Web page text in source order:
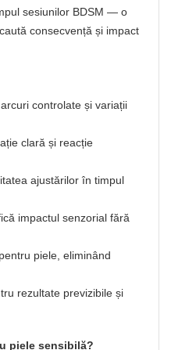
sesiunilor BDSM — o
consecvență și impact
controlate și variații
clară și reacție
ajustărilor în timpul
impactul senzorial fără
piele, eliminând
rezultate previzibile și
piele sensibilă?